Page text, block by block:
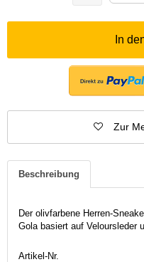
In
Zur
Beschreibung
Der olivfarbene Herren-
Gola basiert auf Veloursleder
Artikel-Nr.